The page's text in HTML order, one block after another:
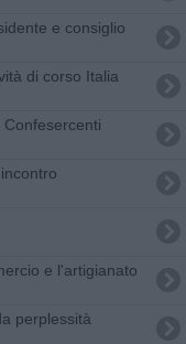
e consiglio
di corso Italia
e l'artigianato
perplessità